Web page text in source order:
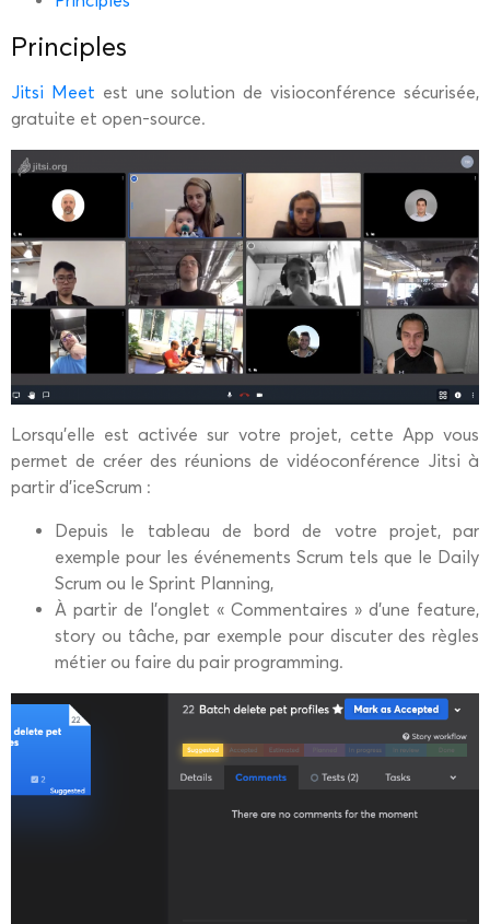
Principles
Jitsi Meet est une solution de visioconférence sécurisée,
gratuite et open-source.
Lorsqu’elle est activée sur votre projet, cette App vous
permet de créer des réunions de vidéoconférence Jitsi à
partir d’iceScrum :
Depuis le tableau de bord de votre projet, par
exemple pour les événements Scrum tels que le Daily
Scrum ou le Sprint Planning,
À partir de l’onglet « Commentaires » d’une feature,
story ou tâche, par exemple pour discuter des règles
métier ou faire du pair programming.